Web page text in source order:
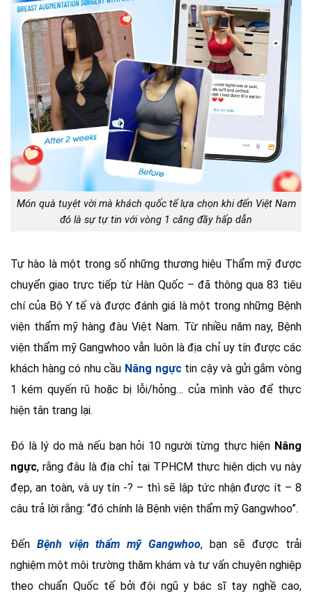
Món quà tuyệt vời mà khách quốc tế lựa chọn khi đến Việt Nam
đó là sự tự tin với vòng 1 căng đầy hấp dẫn
Tự hào là một trong số những thương hiệu Thẩm mỹ được
chuyển giao trực tiếp từ Hàn Quốc – đã thông qua 83 tiêu
chí của Bộ Y tế và được đánh giá là một trong những Bệnh
viện thẩm mỹ hàng đàu Việt Nam. Từ nhiều năm nay, Bệnh
viện thẩm mỹ Gangwhoo vẫn luôn là địa chỉ uy tín được các
khách hàng có nhu cầu Nâng ngựctin cậy và gửi gắm vòng
1 kém quyến rũ hoặc bị lỗi/hỏng… của mình vào để thực
hiện tân trang lại.
Đó là lý do mà nếu bạn hỏi 10 người từng thực hiện Nâng
ngực, rằng đâu là địa chỉ tại TPHCM thực hiện dịch vụ này
đẹp, an toàn, và uy tín -? – thì sẽ lập tức nhận được ít – 8
câu trả lời rằng: “đó chính là Bệnh viện thẩm mỹ Gangwhoo”.
Đến Bệnh viện thẩm mỹ Gangwhoo, bạn sẽ được trải
nghiệm một môi trường thăm khám và tư vấn chuyên nghiệp
theo chuẩn Quốc tế bởi đội ngũ y bác sĩ tay nghề cao,